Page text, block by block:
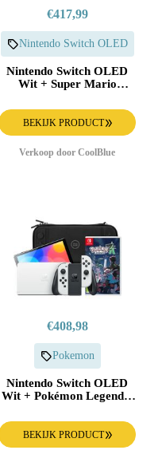
€417,99
Nintendo Switch OLED
Nintendo Switch OLED
Wit + Super Mario
Beschermhoes
BEKIJK PRODUCT
Verkoop door CoolBlue
€408,98
Pokemon
Nintendo Switch OLED
Wit + Pokémon Legends:
Beschermhoes
BEKIJK PRODUCT